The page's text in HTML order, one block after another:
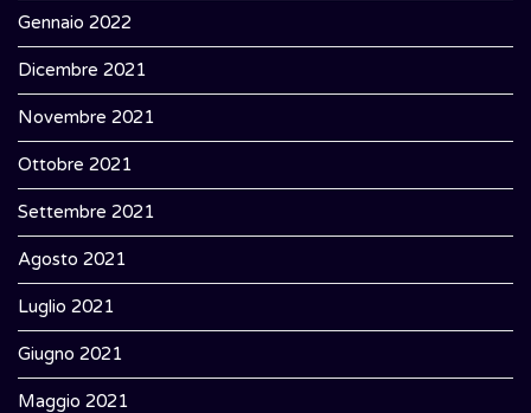
Gennaio 2022
Dicembre 2021
Novembre 2021
Ottobre 2021
Settembre 2021
Agosto 2021
Luglio 2021
Giugno 2021
Maggio 2021